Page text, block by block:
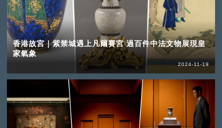
香港故宮｜紫禁城遇上凡爾賽宮 過百件中法文物展現皇
家氣象
2024-11-19